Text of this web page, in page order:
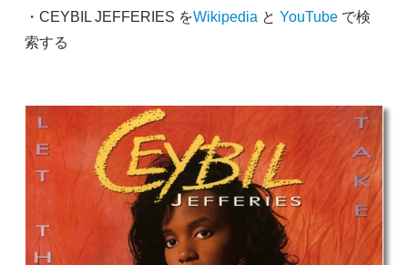
・CEYBIL JEFFERIES をWikipedia と YouTubeで検
索する